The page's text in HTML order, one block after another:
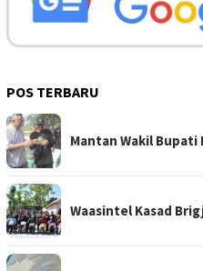
POS TERBARU
Mantan Wakil
Waasintel Kasad